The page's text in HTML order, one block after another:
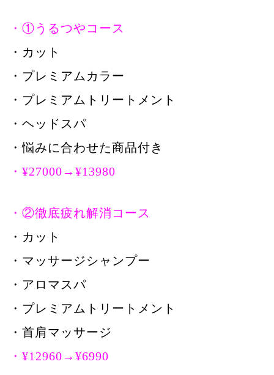
・①うるつやコース
・カット
・プレミアムカラー
・プレミアムトリートメント
・ヘッドスパ
・悩みに合わせた商品付き
・¥27000→¥13980
・②徹底疲れ解消コース
・カット
・マッサージシャンプー
・アロマスパ
・プレミアムトリートメント
・首肩マッサージ
・¥12960→¥6990